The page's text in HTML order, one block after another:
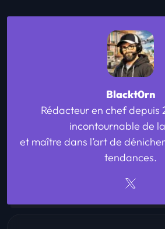
Blackt0rn
Rédacteur en chef depuis
incontournable de
et maître dans l’art de
tendances.